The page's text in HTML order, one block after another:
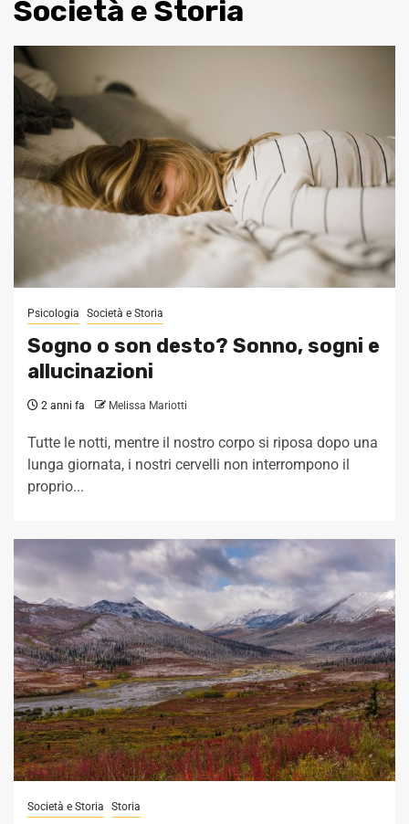
Società e Storia
Psicologia Società e Storia
Sogno o son desto? Sonno, sogni e
allucinazioni
2 anni fa Melissa Mariotti
Tutte le notti, mentre il nostro corpo si riposa dopo una
lunga giornata, i nostri cervelli non interrompono il
proprio...
Società e Storia Storia